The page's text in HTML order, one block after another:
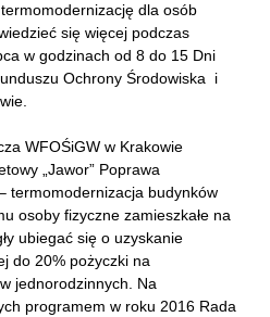
dla osób
się więcej podczas
w godzinach od 8 do 15 Dni
Ochrony Środowiska i
WFOŚiGW w Krakowie
„Jawor” Poprawa
termomodernizacja budynków
osoby fizyczne zamieszkałe na
ubiegać się o uzyskanie
do 20% pożyczki na
jednorodzinnych. Na
programem w roku 2016 Rada